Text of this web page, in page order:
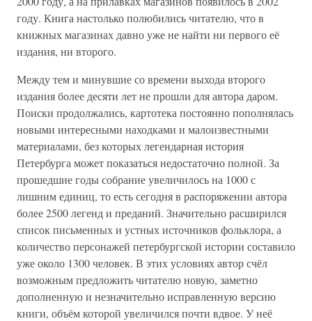
году. Книга настолько полюбились читателю, что в
книжных магазинах давно уже не найти ни первого её
издания, ни второго.
Между тем и минувшие со времени выхода второго
издания более десяти лет не прошли для автора даром.
Поиски продолжались, картотека постоянно пополнялась
новыми интересными находками и малоизвестными
материалами, без которых легендарная история
Петербурга может показаться недостаточно полной. За
прошедшие годы собрание увеличилось на 1000 с
лишним единиц, то есть сегодня в распоряжении автора
более 2500 легенд и преданий. Значительно расширился
список письменных и устных источников фольклора, а
количество персонажей петербургской истории составило
уже около 1300 человек. В этих условиях автор счёл
возможным предложить читателю новую, заметно
дополненную и незначительно исправленную версию
книги, объём которой увеличился почти вдвое. У неё